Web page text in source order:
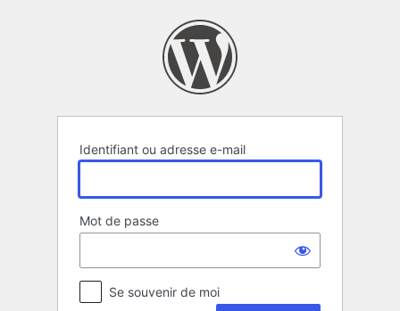
Identifiant ou adresse e-mail
Mot de passe
Se souvenir de moi